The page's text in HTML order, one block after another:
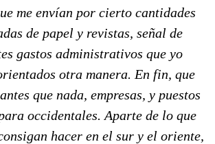
me envían por cierto cantidades
de papel y revistas, señal de
gastos administrativos que yo
otra manera. En fin, que
que nada, empresas, y puestos
occidentales. Aparte de lo que
hacer en el sur y el oriente,